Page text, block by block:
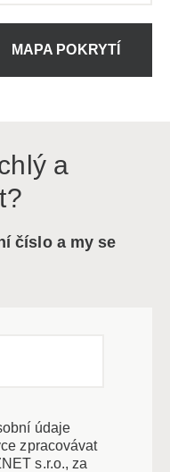
MAPA POKRYTÍ
a
číslo a my se
údaje
zpracovávat
s.r.o., za